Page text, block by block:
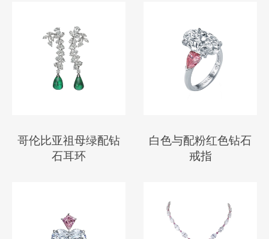
哥伦比亚祖母绿配钻
石耳环
白色与配粉红色钻石
戒指